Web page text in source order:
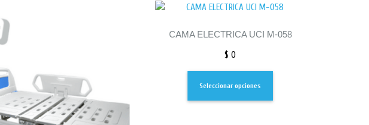
CAMA ELECTRICA UCI M-058
$ 0
Seleccionar opciones